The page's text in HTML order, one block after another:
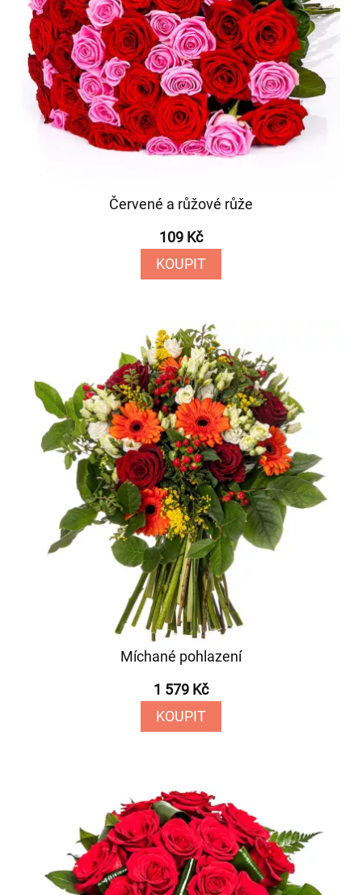
Červené a růžové růže
109 Kč
KOUPIT
Míchané pohlazení
1 579 Kč
KOUPIT